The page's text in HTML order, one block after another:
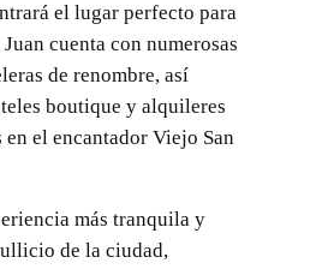
el lugar perfecto para
cuenta con numerosas
de renombre, así
boutique y alquileres
en el encantador Viejo San
más tranquila y
de la ciudad,